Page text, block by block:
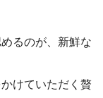
るのが、新鮮な
けていただく贅